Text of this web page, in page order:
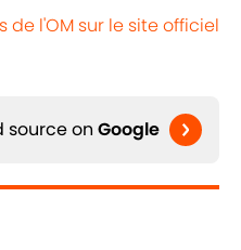
de l'OM sur le site officiel
source on Google